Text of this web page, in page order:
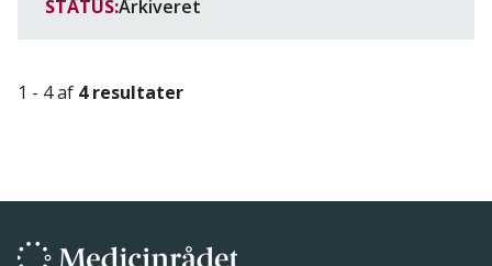
STATUS:Arkiveret
1 - 4 af 4 resultater